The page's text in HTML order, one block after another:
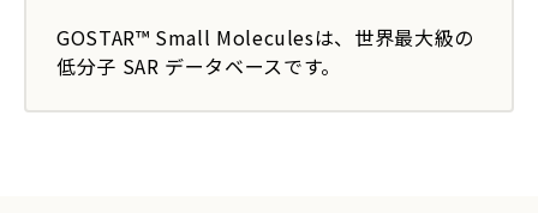
GOSTAR™ Small Moleculesは、世界最大級の
低分子 SAR データベースです。